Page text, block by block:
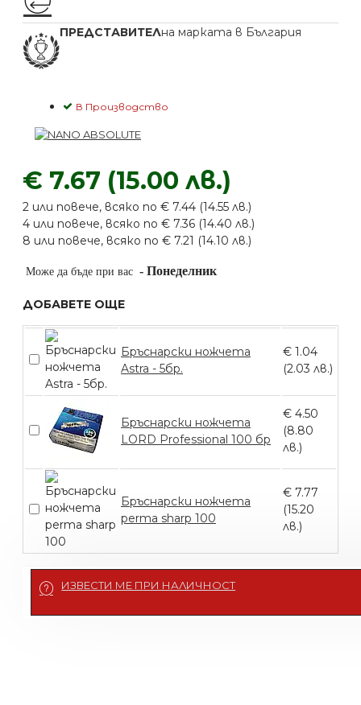
ПРЕДСТАВИТЕЛна марката в България
€ 7.67 (15.00 лв.)
2 или повече, всяко по € 7.44 (14.55 лв.)
4 или повече, всяко по € 7.36 (14.40 лв.)
8 или повече, всяко по € 7.21 (14.10 лв.)
В Производство
Може да бъде при вас - Понеделник
ДОБАВЕТЕ ОЩЕ
Бръснарски ножчета
Astra - 5бр.
€ 1.04
(2.03 лв.)
Бръснарски ножчета
LORD Professional 100 бр
€ 4.50
(8.80
лв.)
Бръснарски ножчета
perma sharp 100
€ 7.77
(15.20
лв.)
ИЗВЕСТИ МЕ ПРИ НАЛИЧНОСТ